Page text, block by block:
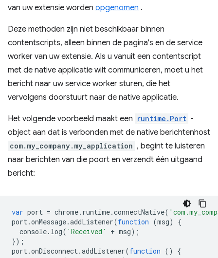
van uw extensie worden opgenomen .
Deze methoden zijn niet beschikbaar binnen
contentscripts, alleen binnen de pagina's en de service
worker van uw extensie. Als u vanuit een contentscript
met de native applicatie wilt communiceren, moet u het
bericht naar uw service worker sturen, die het
vervolgens doorstuurt naar de native applicatie.
Het volgende voorbeeld maakt een runtime.Port -
object aan dat is verbonden met de native berichtenhost
com.my_company.my_application , begint te luisteren
naar berichten van die poort en verzendt één uitgaand
bericht:
var port = chrome. runtime.connectNative(
port.onMessage.addListener(function (msg)
{
console. log( 'Received' + msg);
});
port.onDisconnect.addListener(function ()
{